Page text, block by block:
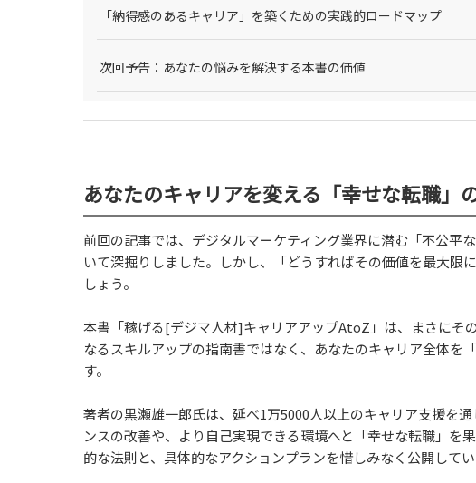
「納得感のあるキャリア」を築くための実践的ロードマップ
次回予告：あなたの悩みを解決する本書の価値
あなたのキャリアを変える「幸せな転職」
前回の記事では、デジタルマーケティング業界に潜む「不公平
いて深掘りしました。しかし、「どうすればその価値を最大
しょう。
本書「稼げる[デジマ人材]キャリアアップAtoZ」は、まさにそ
なるスキルアップの指南書ではなく、あなたのキャリア全体を
す。
著者の黒瀬雄一郎氏は、延べ1万5000人以上のキャリア支援を
ンスの改善や、より自己実現できる環境へと「幸せな転職」
的な法則と、具体的なアクションプランを惜しみなく公開してい